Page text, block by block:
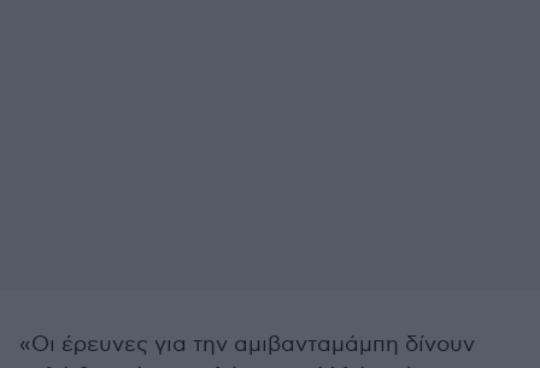
«Οι έρευνες για την αμιβανταμάμπη δίνουν